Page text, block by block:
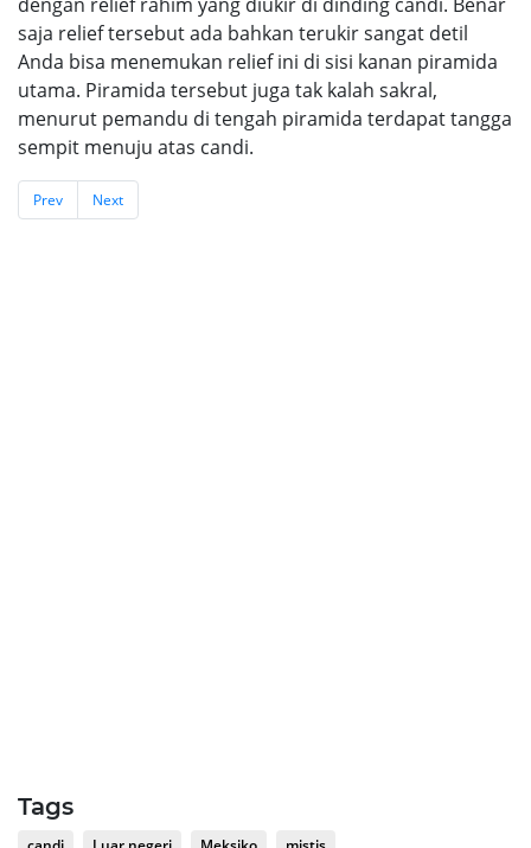
dengan relief rahim yang diukir di dinding candi. Benar
saja relief tersebut ada bahkan terukir sangat detil
Anda bisa menemukan relief ini di sisi kanan piramida
utama. Piramida tersebut juga tak kalah sakral,
menurut pemandu di tengah piramida terdapat tangga
sempit menuju atas candi.
Prev Next
Tags